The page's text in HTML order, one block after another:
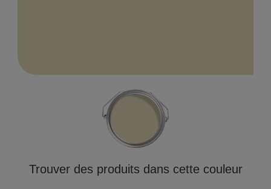
Trouver des produits dans cette couleur